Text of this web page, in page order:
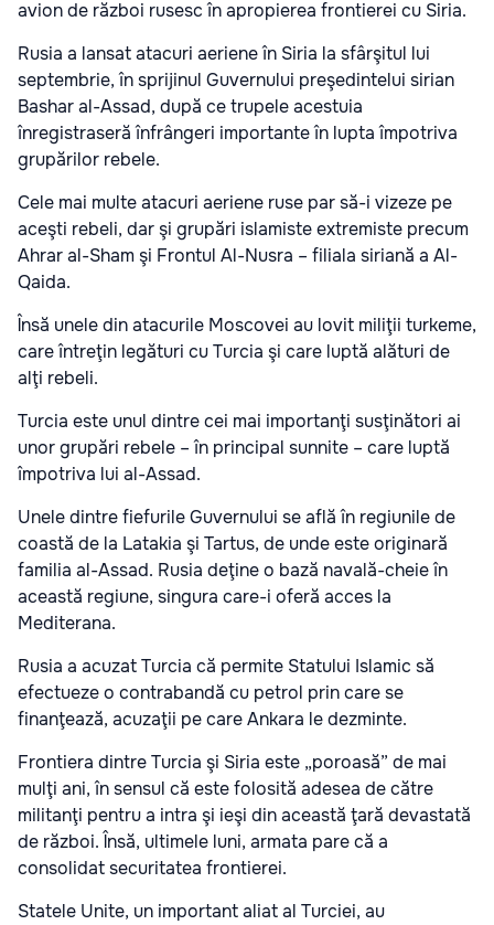
avion de război rusesc în apropierea frontierei cu Siria.
Rusia a lansat atacuri aeriene în Siria la sfârşitul lui
septembrie, în sprijinul Guvernului preşedintelui sirian
Bashar al-Assad, după ce trupele acestuia
înregistraseră înfrângeri importante în lupta împotriva
grupărilor rebele.
Cele mai multe atacuri aeriene ruse par să-i vizeze pe
aceşti rebeli, dar şi grupări islamiste extremiste precum
Ahrar al-Sham şi Frontul Al-Nusra – filiala siriană a Al-
Qaida.
Însă unele din atacurile Moscovei au lovit miliţii turkeme,
care întreţin legături cu Turcia şi care luptă alături de
alţi rebeli.
Turcia este unul dintre cei mai importanţi susţinători ai
unor grupări rebele – în principal sunnite – care luptă
împotriva lui al-Assad.
Unele dintre fiefurile Guvernului se află în regiunile de
coastă de la Latakia şi Tartus, de unde este originară
familia al-Assad. Rusia deţine o bază navală-cheie în
această regiune, singura care-i oferă acces la
Mediterana.
Rusia a acuzat Turcia că permite Statului Islamic să
efectueze o contrabandă cu petrol prin care se
finanţează, acuzaţii pe care Ankara le dezminte.
Frontiera dintre Turcia şi Siria este „poroasă” de mai
mulţi ani, în sensul că este folosită adesea de către
militanţi pentru a intra şi ieşi din această ţară devastată
de război. Însă, ultimele luni, armata pare că a
consolidat securitatea frontierei.
Statele Unite, un important aliat al Turciei, au